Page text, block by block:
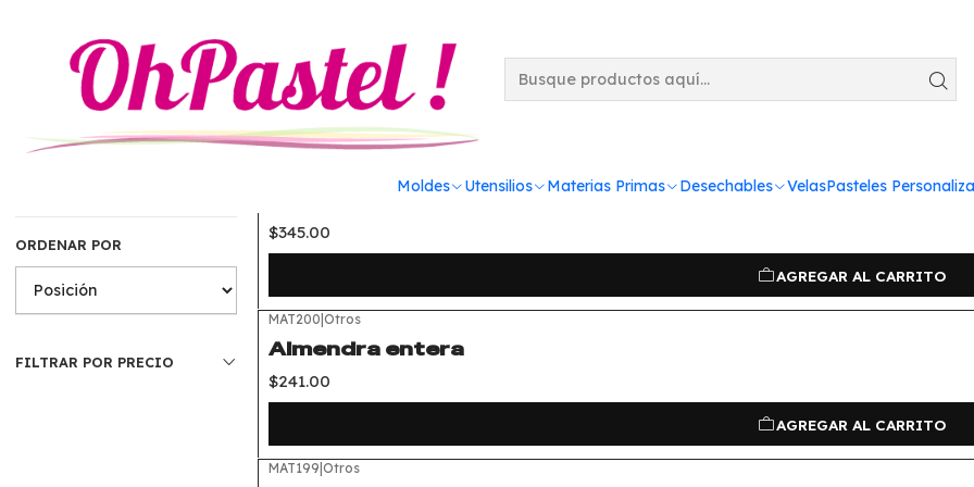
Moldes Utensilios Materias Primas Desechables VelasPasteles
Frutos secos y
ORDENAR POR
FILTRAR POR PRECIO
Nuez en mitades Kilogramo
$345.00
AGREGAR AL CARRITO
MAT200|Otros
Almendra entera
$241.00
AGREGAR AL CARRITO
MAT199|Otros